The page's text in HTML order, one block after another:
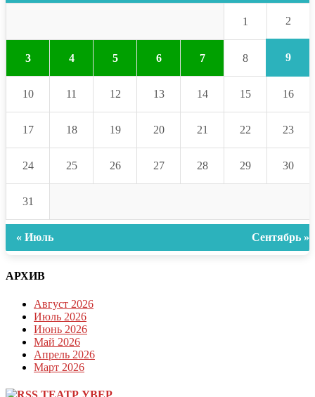
1 2
3 4 5 6 7 8 9
10 11 12 13 14 15 16
17 18 19 20 21 22 23
24 25 26 27 28 29 30
31
« Июль Сентябрь »
АРХИВ
Август 2026
Июль 2026
Июнь 2026
Май 2026
Апрель 2026
Март 2026
ТЕАТР УВЕР